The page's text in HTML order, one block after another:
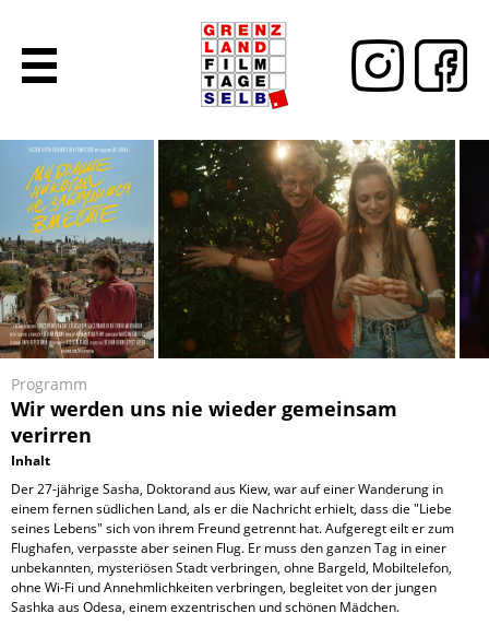
Programm
Wir werden uns nie wieder gemeinsam
verirren
Inhalt
Der 27-jährige Sasha, Doktorand aus Kiew, war auf einer Wanderung in
einem fernen südlichen Land, als er die Nachricht erhielt, dass die "Liebe
seines Lebens" sich von ihrem Freund getrennt hat. Aufgeregt eilt er zum
Flughafen, verpasste aber seinen Flug. Er muss den ganzen Tag in einer
unbekannten, mysteriösen Stadt verbringen, ohne Bargeld, Mobiltelefon,
ohne Wi-Fi und Annehmlichkeiten verbringen, begleitet von der jungen
Sashka aus Odesa, einem exzentrischen und schönen Mädchen.